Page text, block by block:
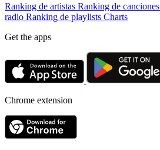
Ranking de artistas Ranking de canciones
radio Ranking de playlists Charts
Get the apps
Chrome extension